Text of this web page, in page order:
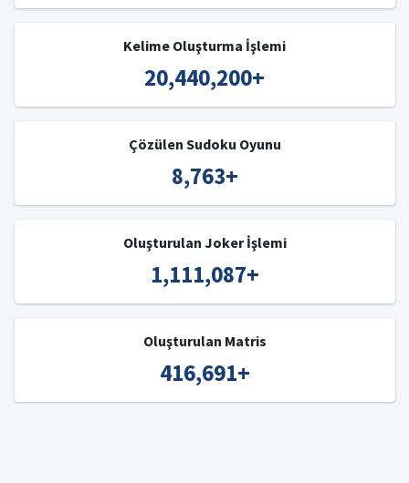
Kelime Oluşturma İşlemi
20,440,200+
Çözülen Sudoku Oyunu
8,763+
Oluşturulan Joker İşlemi
1,111,087+
Oluşturulan Matris
416,691+